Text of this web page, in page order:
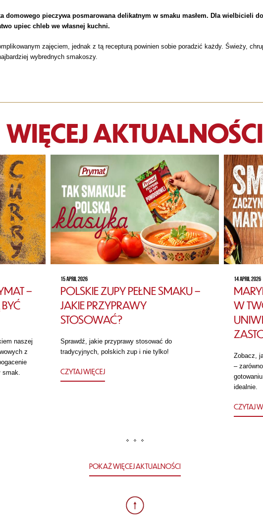
domowego pieczywa posmarowana delikatnym w smaku masłem. Dla wielbicieli
upiec chleb we własnej kuchni.
zajęciem, jednak z tą recepturą powinien sobie poradzić każdy. Świeży,
wybrednych smakoszy.
WIĘCEJ AKTUALNOŚCI
–
naszej
z
smak.
15 APRIL 2026
POLSKIE ZUPY PEŁNE SMAKU –
JAKIE PRZYPRAWY
STOSOWAĆ?
Sprawdź, jakie przyprawy stosować do
tradycyjnych, polskich zup i nie tylko!
CZYTAJ WIĘCEJ
14 APRIL 2026
W
Zobacz,
–
idealnie.
CZYTAJ
POKAŻ WIĘCEJ AKTUALNOŚCI